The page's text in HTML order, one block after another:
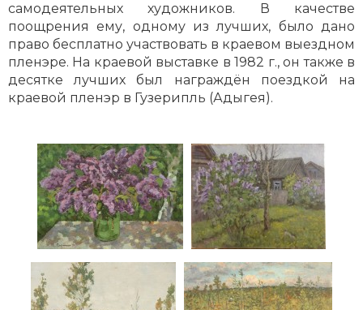
самодеятельных художников. В качестве
поощрения ему, одному из лучших, было дано
право бесплатно участвовать в краевом выездном
пленэре. На краевой выставке в 1982 г., он также в
десятке лучших был награждён поездкой на
краевой пленэр в Гузерипль (Адыгея).